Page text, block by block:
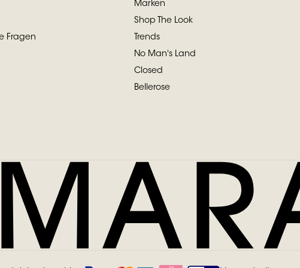
Fragen
Marken
Shop The Look
Trends
No Man's Land
Closed
Bellerose